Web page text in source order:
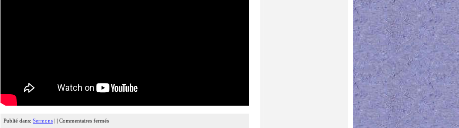
Publié dans: Sermons Commentaires fermés